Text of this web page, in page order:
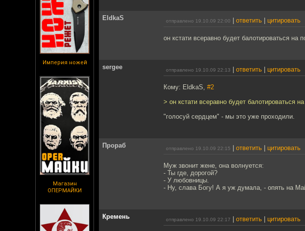
Империя ножей
Магазин
ОПЕРМАЙКИ
EldkaS отправлено 19.10.09 22:00 ответить цитировать
он кстати всеравно будет балотироваться на
sergee отправлено 19.10.09 22:13 ответить цитировать
Кому: EldkaS, #2
> он кстати всеравно будет балотироваться
"голосуй сердцем" - мы это уже проходили.
Прораб отправлено 19.10.09 22:15 ответить цитировать
Муж звонит жене, она волнуется:
- Ты где, дорогой?
- У любовницы.
- Ну, слава Богу! А я уж думала, - опять на
Кремень отправлено 19.10.09 22:17 ответить цитировать